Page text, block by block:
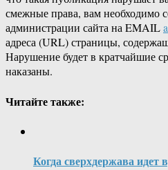
смежные права, вам необходимо
администрации сайта на EMAIL
адреса (URL) страницы,
Нарушение будет в кратчайшие
наказаны.
Читайте также:
Когда сверхдержава идет